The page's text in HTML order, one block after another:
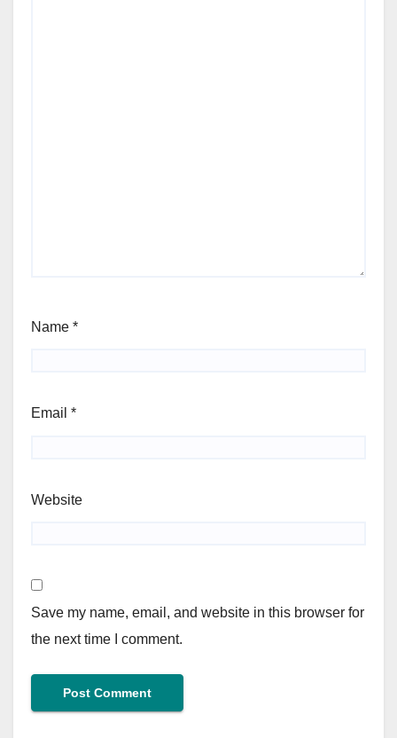
Name *
Email *
Website
Save my name, email, and website in this browser for
the next time I comment.